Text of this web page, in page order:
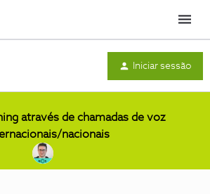
Menu
Iniciar sessão
através de chamadas de voz
nacionais